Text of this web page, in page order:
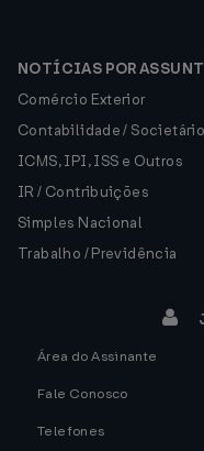
NOTÍCIAS POR
Comércio Exterior
Contabilidade / Societário
ICMS, IPI, ISS e Outros
IR / Contribuições
Simples Nacional
Trabalho / Previdência
Área do Assinante
Fale Conosco
Telefones